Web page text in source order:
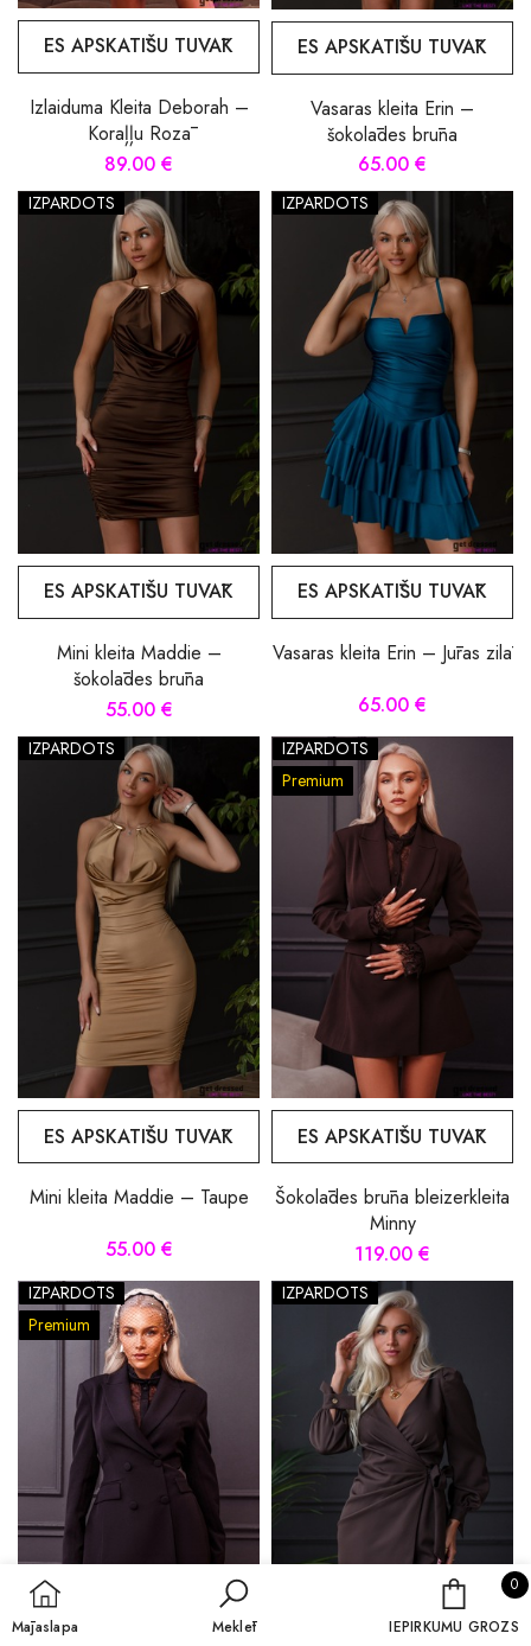
ES APSKATĪŠU TUVĀK
Izlaiduma Kleita Deborah –
Koraļļu Rozā
89.00 €
ES APSKATĪŠU TUVĀK
Vasaras kleita Erin –
šokolādes brūna
65.00 €
IZPĀRDOTS
ES APSKATĪŠU TUVĀK
Mini kleita Maddie –
šokolādes brūna
55.00 €
IZPĀRDOTS
ES APSKATĪŠU TUVĀK
Vasaras kleita Erin – Jūras zilā
65.00 €
IZPĀRDOTS
ES APSKATĪŠU TUVĀK
Mini kleita Maddie – Taupe
55.00 €
IZPĀRDOTS
Premium
ES APSKATĪŠU TUVĀK
Šokolādes brūna bleizerkleita
Minny
119.00 €
IZPĀRDOTS
Premium
IZPĀRDOTS
Mājaslapa Meklēt
00
IEPIRKUMU GROZS